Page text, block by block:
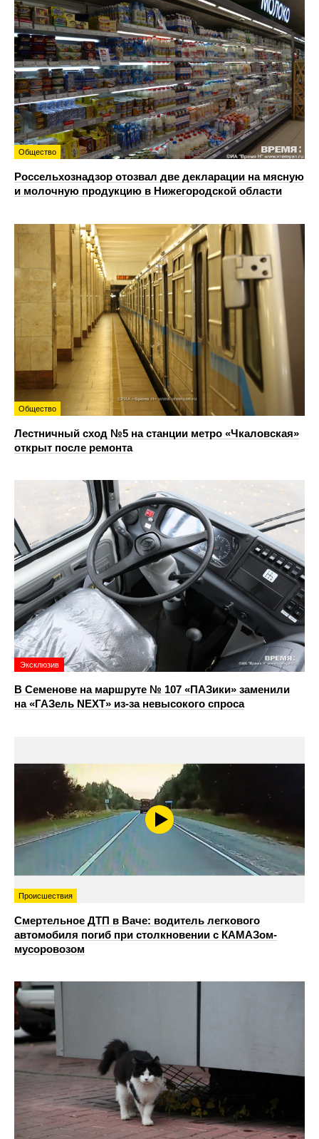
Общество
Россельхознадзор отозвал две декларации на мясную
и молочную продукцию в Нижегородской области
Общество
Лестничный сход №5 на станции метро «Чкаловская»
открыт после ремонта
Эксклюзив
В Семенове на маршруте № 107 «ПАЗики» заменили
на «ГАЗель NEXT» из‑за невысокого спроса
Происшествия
Смертельное ДТП в Ваче: водитель легкового
автомобиля погиб при столкновении с КАМАЗом-
мусоровозом